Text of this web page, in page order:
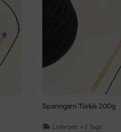
Spanngarn Türkis 200g
Lieferzeit:1-2 Tage